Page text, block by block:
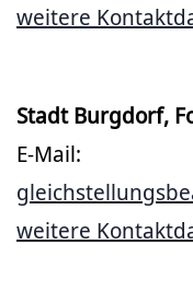
weitere
Stadt Burgdorf,
E-Mail:
weitere